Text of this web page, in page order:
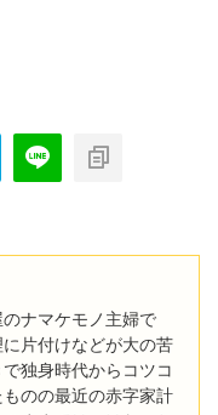
ナマケモノ主婦で
片付けなどが大の苦
独身時代からコツコ
のの最近の赤字家計